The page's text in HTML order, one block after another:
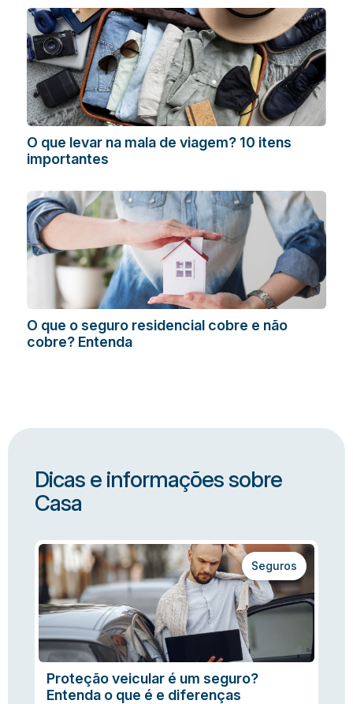
O que levar na mala de viagem? 10 itens
importantes
O que o seguro residencial cobre e não
cobre? Entenda
Dicas e informações sobre
Casa
Seguros
Proteção veicular é um seguro?
Entenda o que é e diferenças